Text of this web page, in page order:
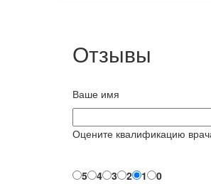
Отзывы
Ваше имя
Оцените квалификацию
5 4 3 2 1 0